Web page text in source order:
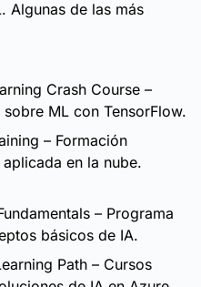
Algunas de las más
Crash Course –
ML con TensorFlow.
– Formación
en la nube.
– Programa
básicos de IA.
Path – Cursos